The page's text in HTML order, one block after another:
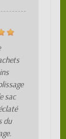
sac
du